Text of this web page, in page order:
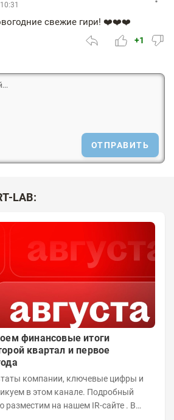
свежие гири! ❤️❤️❤️
+1
ОТПРАВИТЬ
LAB:
финансовые итоги
квартал и первое
компании, ключевые цифры и
этом канале. Подробный
нашем IR-сайте . В